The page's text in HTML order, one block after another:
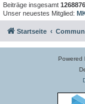
Beiträge insgesamt 1268876
Unser neuestes Mitglied:
Startseite
Powered